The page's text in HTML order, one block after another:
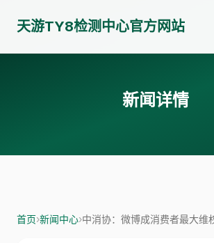
天游TY8检测中心官方网站
新闻详情
首页›新闻中心›中消协：微博成消费者最大维